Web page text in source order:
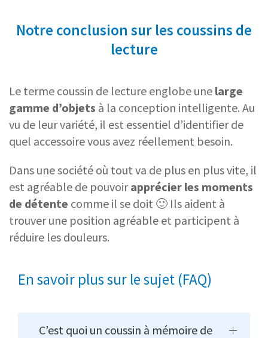
Notre conclusion sur les coussins de
lecture
Le terme coussin de lecture englobe une large
gamme d’objets à la conception intelligente. Au
vu de leur variété, il est essentiel d’identifier de
quel accessoire vous avez réellement besoin.
Dans une société où tout va de plus en plus vite, il
est agréable de pouvoirapprécier les moments
de détente comme il se doit 🙂 Ils aident à
trouver une position agréable et participent à
réduire les douleurs.
En savoir plus sur le sujet (FAQ)
C’est quoi un coussin à mémoire de